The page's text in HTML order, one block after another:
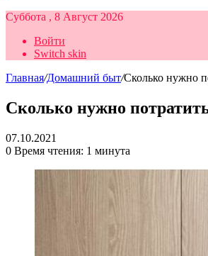
Суббота , 8 Август 2026
Войти
Switch skin
Главная/Домашний быт/Сколько нужно
Сколько нужно
07.10.2021
0 Время чтения: 1 минута